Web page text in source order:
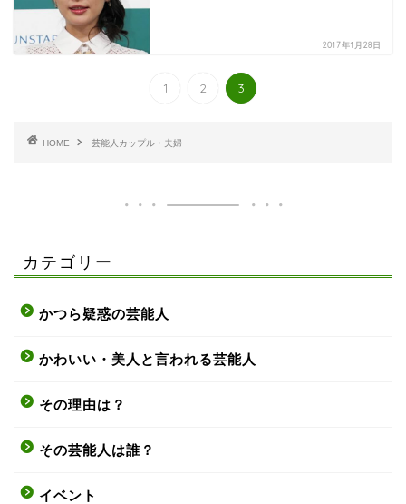
2017年1月28日
1 2 3
HOME 芸能人カップル・夫婦
カテゴリー
かつら疑惑の芸能人
かわいい・美人と言われる芸能人
その理由は？
その芸能人は誰？
イベント